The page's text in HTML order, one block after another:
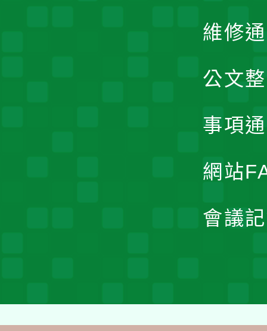
維修
公文
事項
網站
會議